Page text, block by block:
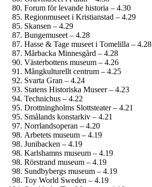
Forum för levande historia – 4.30
Regionmuseet i Kristianstad – 4.29
Skansen – 4.29
Bungemuseet – 4.28
Hasse & Tage museet i Tomelilla – 4.28
Mårbacka Minnesgård – 4.28
Västerbottens museum – 4.26
Mångkulturellt centrum – 4.25
Svarta Gran – 4.24
Statens Historiska Museer – 4.23
Technichus – 4.22
Drottning­holms Slottsteater – 4.21
Smålands konstarkiv – 4.21
Norrlandsoperan – 4.20
Arbetets museum – 4.19
Junibacken – 4.19
Karlshamns museum – 4.19
Rörstrand museum – 4.19
Sundbybergs museum – 4.19
Toy World Sweden – 4.19